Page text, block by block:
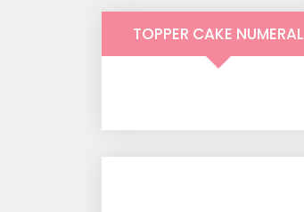
TOPPER CAKE NUMERAL